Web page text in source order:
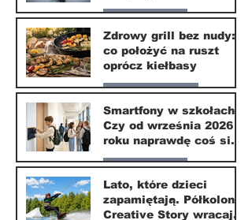
Nasze miasto
3 lip
Zdrowy grill bez nudy:
co położyć na ruszt
oprócz kiełbasy
Zdrowie i uroda
1 lip
Smartfony w szkołach.
Czy od września 2026
roku naprawdę coś się
zmieni?
Nasze miasto
1 lip
Lato, które dzieci
zapamiętają. Półkolonie
Creative Story wracają